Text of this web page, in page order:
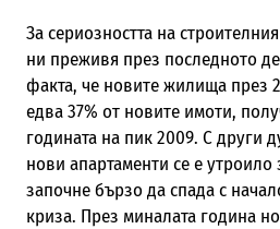
За сериозността на
ни преживя през последното
факта, че новите жилища през
едва 37% от новите имоти,
годината на пик 2009. С други
нови апартаменти се е
започне бързо да спада с
криза. През миналата година